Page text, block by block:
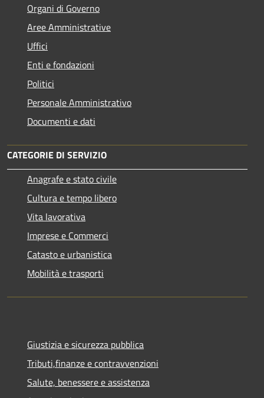
Organi di Governo
Aree Amministrative
Uffici
Enti e fondazioni
Politici
Personale Amministrativo
Documenti e dati
CATEGORIE DI SERVIZIO
Anagrafe e stato civile
Cultura e tempo libero
Vita lavorativa
Imprese e Commerci
Catasto e urbanistica
Mobilità e trasporti
Giustizia e sicurezza pubblica
Tributi,finanze e contravvenzioni
Salute, benessere e assistenza